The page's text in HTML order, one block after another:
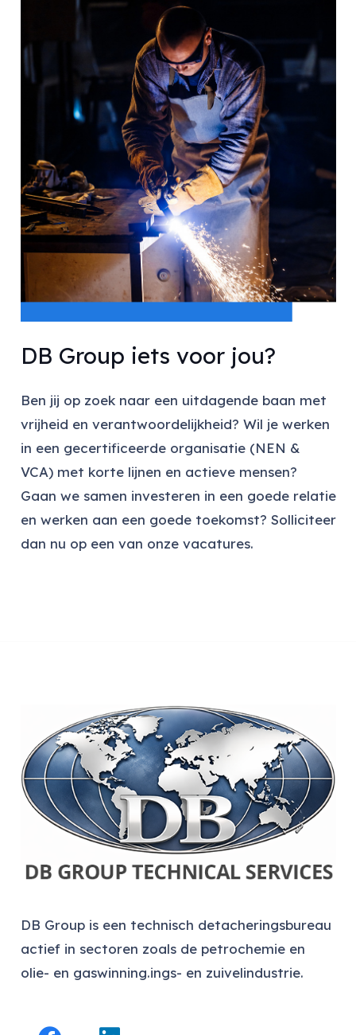
DB Group iets voor jou?
Ben jij op zoek naar een uitdagende baan met
vrijheid en verantwoordelijkheid? Wil je werken
in een gecertificeerde organisatie (NEN &
VCA) met korte lijnen en actieve mensen?
Gaan we samen investeren in een goede relatie
en werken aan een goede toekomst? Solliciteer
dan nu op een van onze vacatures.
DB Group is een technisch detacheringsbureau
actief in sectoren zoals de petrochemie en
olie- en gaswinning.ings- en zuivelindustrie.